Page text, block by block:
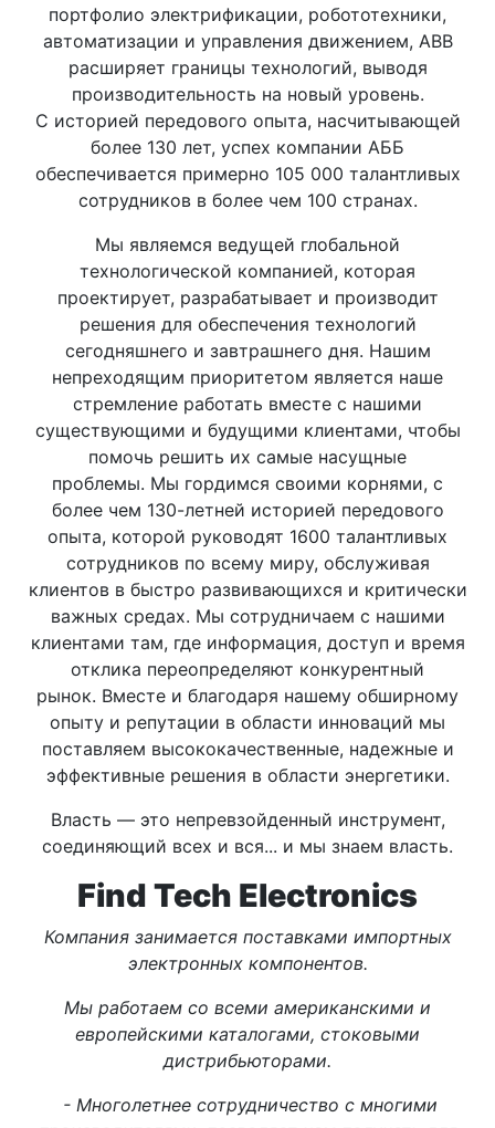
портфолио электрификации, робототехники,
автоматизации и управления движением, ABB
расширяет границы технологий, выводя
производительность на новый уровень.
С историей передового опыта, насчитывающей
более 130 лет, успех компании АББ
обеспечивается примерно 105 000 талантливых
сотрудников в более чем 100 странах.
Мы являемся ведущей глобальной
технологической компанией, которая
проектирует, разрабатывает и производит
решения для обеспечения технологий
сегодняшнего и завтрашнего дня. Нашим
непреходящим приоритетом является наше
стремление работать вместе с нашими
существующими и будущими клиентами, чтобы
помочь решить их самые насущные
проблемы. Мы гордимся своими корнями, с
более чем 130-летней историей передового
опыта, которой руководят 1600 талантливых
сотрудников по всему миру, обслуживая
клиентов в быстро развивающихся и критически
важных средах. Мы сотрудничаем с нашими
клиентами там, где информация, доступ и время
отклика переопределяют конкурентный
рынок. Вместе и благодаря нашему обширному
опыту и репутации в области инноваций мы
поставляем высококачественные, надежные и
эффективные решения в области энергетики.
Власть — это непревзойденный инструмент,
соединяющий всех и вся... и мы знаем власть.
Find Tech Electronics
Компания занимается поставками импортных
электронных компонентов.
Мы работаем со всеми американскими и
европейскими каталогами, стоковыми
дистрибьюторами.
- Многолетнее сотрудничество с многими